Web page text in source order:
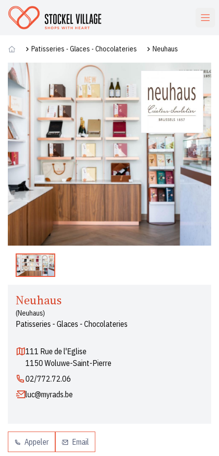
Commerces
Patisseries - Glaces - Chocolateries Neuhaus
Neuhaus
(Neuhaus)
Patisseries - Glaces - Chocolateries
111 Rue de l'Eglise
1150 Woluwe-Saint-Pierre
02/772.72.06
luc@myrads.be
Appeler Email